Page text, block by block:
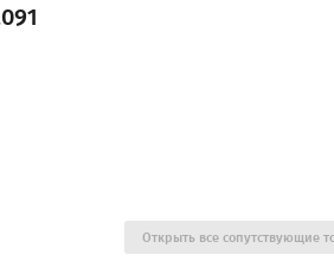
Открыть все сопутствующие